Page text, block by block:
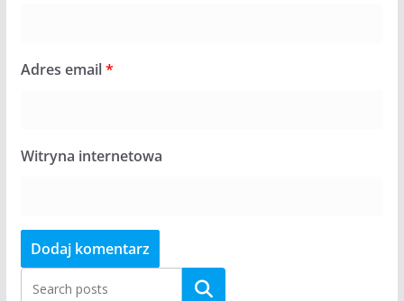
Adres email*
Witryna internetowa
Szukaj